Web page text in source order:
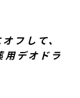
フして、
デオドラ